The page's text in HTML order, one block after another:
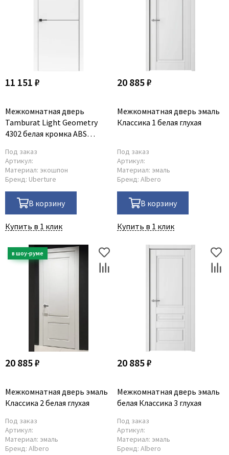
11 151 ₽
Межкомнатная дверь
Tamburat Light Geometry
4302 белая кромка ABS
Под заказ
Артикул:
Материал: экошпон
Бренд: Uberture
В корзину
Купить в 1 клик
20 885 ₽
Межкомнатная дверь эмаль
Классика 1 белая глухая
Под заказ
Артикул:
Материал: эмаль
Бренд: Albero
В корзину
Купить в 1 клик
20 885 ₽
Межкомнатная дверь эмаль
Классика 2 белая глухая
Под заказ
Артикул:
Материал: эмаль
Бренд: Albero
20 885 ₽
Межкомнатная дверь эмаль
белая Классика 3 глухая
Под заказ
Артикул:
Материал: эмаль
Бренд: Albero